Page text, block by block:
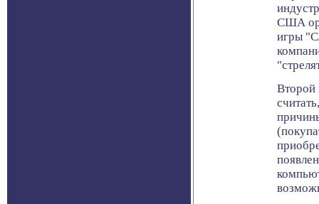
США
игры
Второй